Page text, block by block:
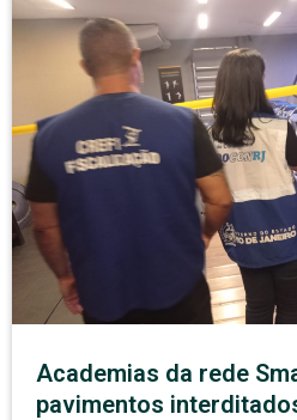
Academias da rede
pavimentos